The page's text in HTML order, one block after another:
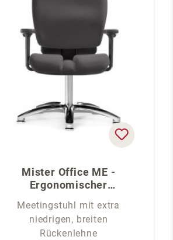
Mister Office ME -
Ergonomischer
Meetingstuhl mit extra
niedrigen, breiten
Rückenlehne